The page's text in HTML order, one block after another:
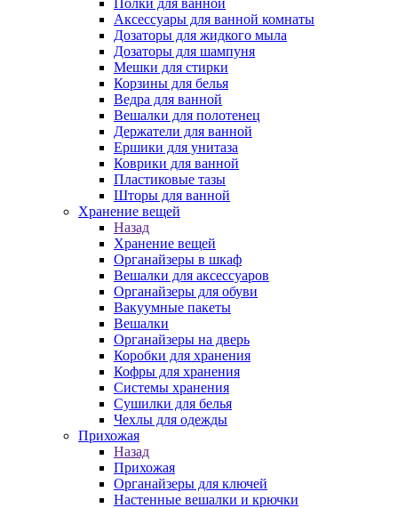
Полки для ванной
Аксессуары для ванной комнаты
Дозаторы для жидкого мыла
Дозаторы для шампуня
Мешки для стирки
Корзины для белья
Ведра для ванной
Вешалки для полотенец
Держатели для ванной
Ершики для унитаза
Коврики для ванной
Пластиковые тазы
Шторы для ванной
Хранение вещей
Назад
Хранение вещей
Органайзеры в шкаф
Вешалки для аксессуаров
Органайзеры для обуви
Вакуумные пакеты
Вешалки
Органайзеры на дверь
Коробки для хранения
Кофры для хранения
Системы хранения
Сушилки для белья
Чехлы для одежды
Прихожая
Назад
Прихожая
Органайзеры для ключей
Настенные вешалки и крючки